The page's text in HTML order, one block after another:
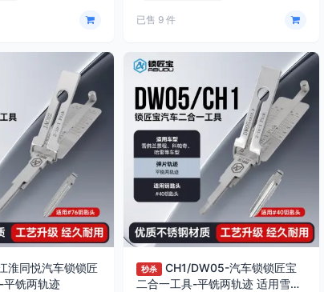
已售 9 件
淮同悦汽车锁锁匠
平铣两轨迹
秒杀
CH1/DW05-汽车锁锁匠宝
二合一工具-平铣两轨迹 适用雪佛